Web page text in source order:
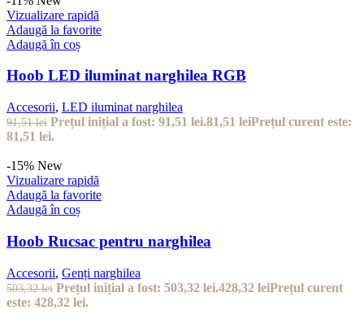
Vizualizare rapidă
Adaugă la favorite
Adaugă în coș
Hoob LED iluminat narghilea RGB
Accesorii, LED iluminat narghilea
91,51lei Prețul inițial a fost: 91,51 lei.81,51 leiPrețul curent este:
81,51 lei.
-15% New
Vizualizare rapidă
Adaugă la favorite
Adaugă în coș
Hoob Rucsac pentru narghilea
Accesorii, Genți narghilea
503,32lei Prețul inițial a fost: 503,32 lei.428,32 leiPrețul curent
este: 428,32 lei.